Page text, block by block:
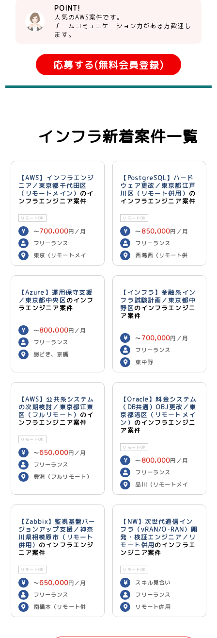
POINT!
人気のAWS案件です。
チームコミュニケーション力がある方歓迎し
ます。
応募する(無料会員登録)
インフラ新着案件一覧
【AWS】インフラエンジ
ニア／東京都千代田区
（リモートメイン） のイ
ンフラエンジニア案件
リモートOK
〜700,000円／月
フリーランス
東京（リモートメイ
ン）
【PostgreSQL】ハード
ウェア更改／東京都江戸
川区（リモート併用） の
インフラエンジニア案件
リモートOK
〜 850,000円／月
フリーランス
西葛西（リモート併
用）
【Azure】運用保守支援
／東京都中央区のインフ
ラエンジニア案件
〜800,000円／月
フリーランス
勝どき、京橋
【インフラ】金融系イン
フラ試験計画／東京都中
野区のインフラエンジニ
ア案件
〜 700,000円／月
フリーランス
東中野
【AWS】公共系システム
の次期検討／東京都江東
区（フルリモート） のイ
ンフラエンジニア案件
リモートOK
〜650,000円／月
フリーランス
豊洲（フルリモート）
【Oracle】料金システム
（DB共通）OBJ更改／東
京都港区（リモートメイ
ン） のインフラエンジニ
ア案件
リモートOK
〜 800,000円／月
フリーランス
品川（リモートメイ
ン）
【Zabbix】監視基盤バー
ジョンアップ支援／神奈
川県相模原市（リモート
併用） のインフラエンジ
ニア案件
リモートOK
〜650,000円／月
フリーランス
南橋本（リモート併
用）
【NW】次世代通信イン
フラ（vRAN/O-RAN）開
発・検証エンジニア／リ
モート併用のインフラエ
ンジニア案件
リモートOK
スキル見合い
フリーランス
リモート併用